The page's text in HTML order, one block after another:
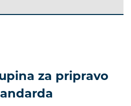
za pripravo